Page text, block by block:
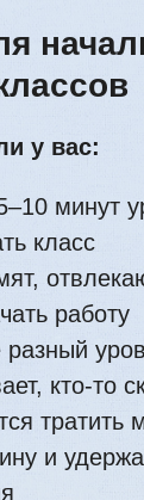
в
уходит,
на настройку